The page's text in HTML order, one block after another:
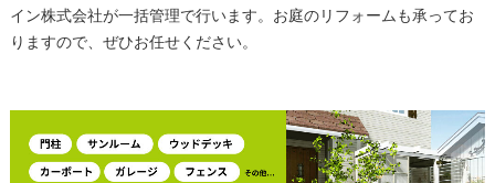
イン株式会社が一括管理で行います。お庭のリフォームも承ってお
りますので、ぜひお任せください。